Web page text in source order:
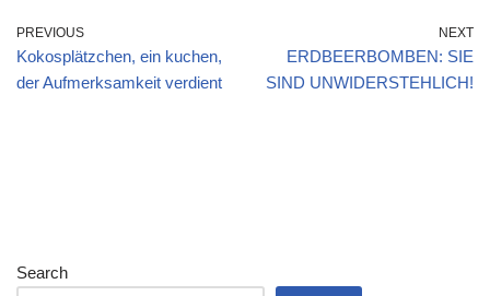
PREVIOUS
Kokosplätzchen, ein kuchen,
der Aufmerksamkeit verdient
NEXT
ERDBEERBOMBEN: SIE
SIND UNWIDERSTEHLICH!
Search